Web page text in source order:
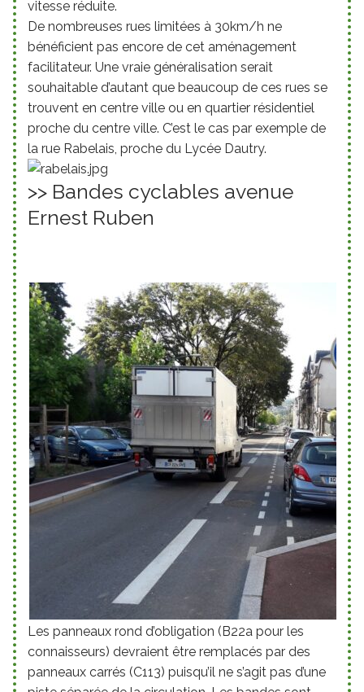
vitesse réduite.
De nombreuses rues limitées à 30km/h ne
bénéficient pas encore de cet aménagement
facilitateur. Une vraie généralisation serait
souhaitable d’autant que beaucoup de ces rues se
trouvent en centre ville ou en quartier résidentiel
proche du centre ville. C’est le cas par exemple de
la rue Rabelais, proche du Lycée Dautry.
>> Bandes cyclables avenue
Ernest Ruben
Les panneaux rond d’obligation (B22a pour les
connaisseurs) devraient être remplacés par des
panneaux carrés (C113) puisqu’il ne s’agit pas d’une